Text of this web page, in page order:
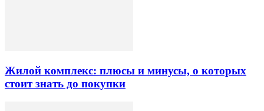
Жилой комплекс: плюсы и минусы, о которых
стоит знать до покупки